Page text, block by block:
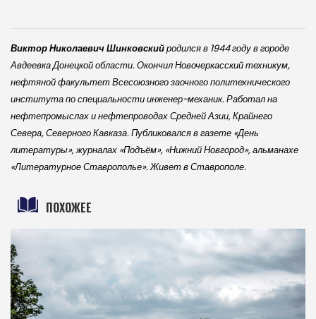
Виктор Николаевич Шинковскийродился в 1944 году в городе
Авдеевка Донецкой области. Окончил Новочеркасский техникум,
нефтяной факультет Всесоюзного заочного политехнического
института по специальности инженер-механик. Работал на
нефтепромыслах и нефтепроводах Средней Азии, Крайнего
Севера, Северного Кавказа. Публиковался в газете «День
литературы», журналах «Подъём», «Нижний Новгород», альманахе
«Литературное Ставрополье». Живет в Ставрополе.
ПОХОЖЕЕ